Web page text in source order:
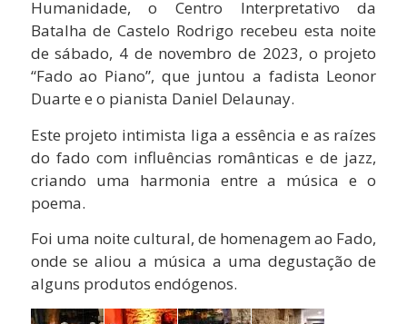
Humanidade, o Centro Interpretativo da
Batalha de Castelo Rodrigo recebeu esta noite
de sábado, 4 de novembro de 2023, o projeto
“Fado ao Piano”, que juntou a fadista Leonor
Duarte e o pianista Daniel Delaunay.
Este projeto intimista liga a essência e as raízes
do fado com influências românticas e de jazz,
criando uma harmonia entre a música e o
poema.
Foi uma noite cultural, de homenagem ao Fado,
onde se aliou a música a uma degustação de
alguns produtos endógenos.